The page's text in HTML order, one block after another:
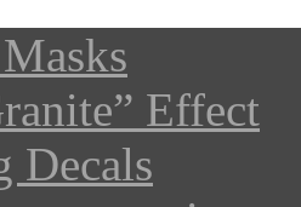
Effect
Decals